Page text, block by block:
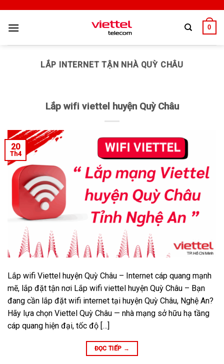
0
LẮP INTERNET TẬN NHÀ QUỲ CHÂU
Lắp wifi viettel huyện Quỳ Châu
20
Th4
Lắp wifi Viettel huyện Quỳ Châu – Internet cáp quang mạnh
mẽ, lắp đặt tận nơi Lắp wifi viettel huyện Quỳ Châu – Bạn
đang cần lắp đặt wifi internet tại huyện Quỳ Châu, Nghệ An?
Hãy lựa chọn Viettel Quỳ Châu — nhà mạng sở hữu hạ tầng
cáp quang hiện đại, tốc độ […]
ĐỌC TIẾP →